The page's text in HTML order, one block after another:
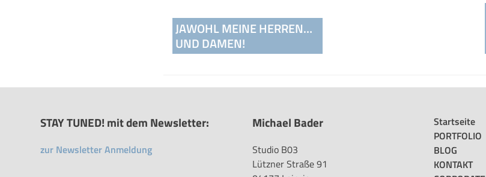
JAWOHL MEINE HERREN…
UND DAMEN!
STAY TUNED! mit dem Newsletter:
zur Newsletter Anmeldung
Michael Bader
Studio B03
Lützner Straße 91
Startseite
PORTFOLIO
BLOG
KONTAKT